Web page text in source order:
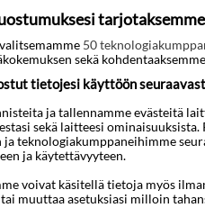
7n €2.772
kohteeseen Limenaria
50
sekä
tietojesi käyttöön
ja tallennamme evästeitä
sekä laitteesi
teknologiakumppaneihimme
ja käytettävyyteen.
voivat käsitellä tietoja myös
muuttaa asetuksiasi milloin